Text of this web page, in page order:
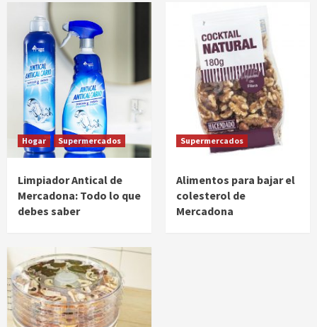
Hogar Supermercados
Limpiador Antical de
Mercadona: Todo lo que
debes saber
Supermercados
Alimentos para bajar el
colesterol de
Mercadona